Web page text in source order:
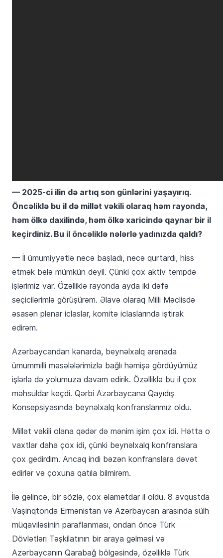
— 2025-ci ilin də artıq son günlərini yaşayırıq.
Öncəliklə bu il də millət vəkili olaraq həm rayonda,
həm ölkə daxilində, həm ölkə xaricində qaynar bir il
keçirdiniz. Bu il öncəliklə nələrlə yadınızda qaldı?
— İl ümumiyyətlə necə başladı, necə qurtardı, hiss
etmək belə mümkün deyil. Çünki çox aktiv tempdə
işlərimiz var. Özəlliklə rayonda ayda iki dəfə
seçicilərimlə görüşürəm. Əlavə olaraq Milli Məclisdə
əsasən plenar iclaslar, komitə iclaslarında iştirak
edirəm.
Azərbaycandan kənarda, beynəlxalq arenada
ümummilli məsələlərimizlə bağlı həmişə gördüyümüz
işlərlə də yolumuza davam edirik. Özəlliklə bu il çox
məhsuldar keçdi. Qərbi Azərbaycana Qayıdış
Konsepsiyasında beynəlxalq konfranslarımız oldu.
Millət vəkili olana qədər də mənim işim çox idi. Hətta o
vaxtlar daha çox idi, çünki beynəlxalq konfranslara
çox gedirdim. Ancaq indi bəzən konfranslara dəvət
edirlər və çoxuna qatıla bilmirəm.
İlə gəlincə, bir sözlə, çox əlamətdar il oldu. 8 avqustda
Vaşinqtonda Ermənistan və Azərbaycan arasında sülh
müqaviləsinin paraflanması, ondan öncə Türk
Dövlətləri Təşkilatının bir araya gəlməsi və
Azərbaycanın Qarabağ bölgəsində, özəlliklə Türk